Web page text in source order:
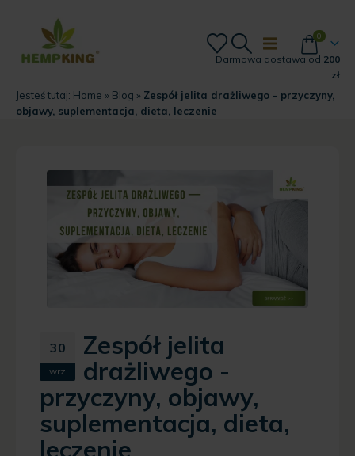
0
Darmowa dostawa od 200
zł
Jesteś tutaj: Home » Blog » Zespół jelita drażliwego - przyczyny,
objawy, suplementacja, dieta, leczenie
30
wrz
Zespół jelita
drażliwego -
przyczyny, objawy,
suplementacja, dieta,
leczenie